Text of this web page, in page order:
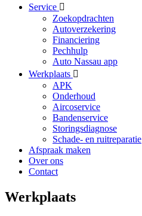
Service
Zoekopdrachten
Autoverzekering
Financiering
Pechhulp
Auto Nassau app
Werkplaats
APK
Onderhoud
Aircoservice
Bandenservice
Storingsdiagnose
Schade- en ruitreparatie
Afspraak maken
Over ons
Contact
Werkplaats